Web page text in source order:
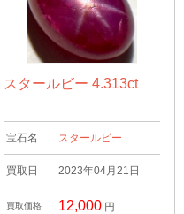
スタールビー 4.313ct
宝石名 スタールビー
買取日 2023年04月21日
買取価格 12,000 円